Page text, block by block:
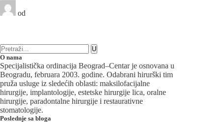
od
O nama
Specijalistička ordinacija Beograd–Centar je osnovana u
Beogradu, februara 2003. godine. Odabrani hirurški tim
pruža usluge iz sledećih oblasti: maksilofacijalne
hirurgije, implantologije, estetske hirurgije lica, oralne
hirurgije, paradontalne hirurgije i restaurativne
stomatologije.
Poslednje sa bloga